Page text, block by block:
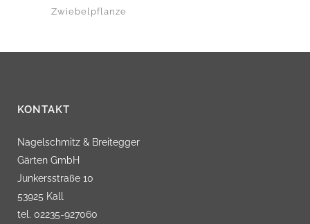
Zwiebelpflanze
KONTAKT
Nagelschmitz & Breitegger
Gärten GmbH
Junkersstraße 10
53925 Kall
tel. 02235-927060